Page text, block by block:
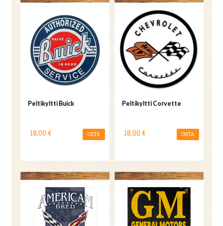
Peltikyltti Buick
18,00 € OSTA
Peltikyltti Corvette
18,00 € OSTA